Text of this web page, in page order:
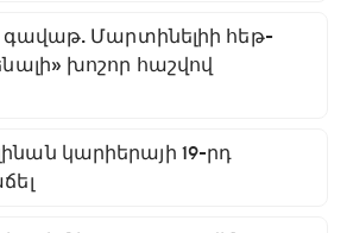
գավաթ. Մարտինելիի հեթ-
խոշոր հաշվով
կարիերայի 19-րդ